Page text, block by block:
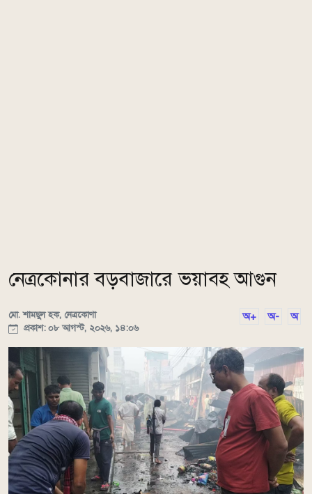
নেত্রকোনার বড়বাজারে ভয়াবহ আগুন
মো. শামছুল হক, নেত্রকোণা
প্রকাশ: ০৮ আগস্ট, ২০২৬, ১৪:০৬
অ+ অ- অ